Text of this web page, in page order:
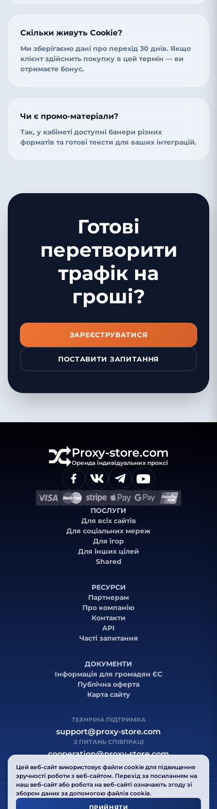
Скільки живуть Cookie?
Ми зберігаємо дані про перехід 30 днів. Якщо
клієнт здійснить покупку в цей термін — ви
отримаєте бонус.
Чи є промо-матеріали?
Так, у кабінеті доступні банери різних
форматів та готові тексти для ваших інтеграцій.
Готові
перетворити
трафік на
гроші?
ЗАРЕЄСТРУВАТИСЯ
ПОСТАВИТИ ЗАПИТАННЯ
Proxy-store.com
Оренда індивідуальних проксі
ПОСЛУГИ
Для всіх сайтів
Для соціальних мереж
Для ігор
Для інших цілей
Shared
РЕСУРСИ
Партнерам
Про компанію
Контакти
API
Часті запитання
ДОКУМЕНТИ
Інформація для громадян ЄС
Публічна оферта
Карта сайту
ТЕХНІЧНА ПІДТРИМКА
support@proxy-store.com
З ПИТАНЬ СПІВПРАЦІ
cooperation@proxy-store.com
Угода користувачаПолітика конфіденційностіПублічна оферта
Цей веб-сайт використовує файли cookie для підвищення
зручності роботи з веб-сайтом. Перехід за посиланням на
наш веб-сайт або робота на веб-сайті означають згоду зі
збором даних за допомогою файлів cookie.
ПРИЙНЯТИ